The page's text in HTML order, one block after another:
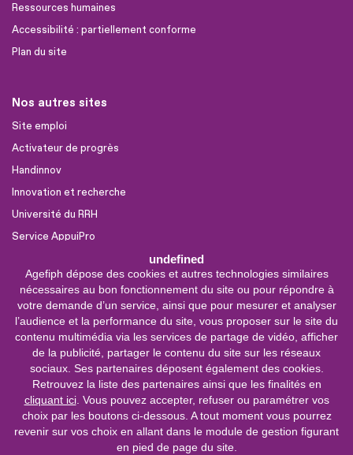
undefined
Agefiph dépose des cookies et autres technologies similaires
nécessaires au bon fonctionnement du site ou pour répondre à
votre demande d’un service, ainsi que pour mesurer et analyser
l’audience et la performance du site, vous proposer sur le site du
contenu multimédia via les services de partage de vidéo, afficher
de la publicité, partager le contenu du site sur les réseaux
sociaux. Ses partenaires déposent également des cookies.
Retrouvez la liste des partenaires ainsi que les finalités en
cliquant ici. Vous pouvez accepter, refuser ou paramétrer vos
choix par les boutons ci-dessous. A tout moment vous pourrez
revenir sur vos choix en allant dans le module de gestion figurant
en pied de page du site.
Ressources humaines
Accessibilité : partiellement conforme
Plan du site
Nos autres sites
Site emploi
Activateur de progrès
Handinnov
Innovation et recherche
Université du RRH
Service AppuiPro
Nous suivre
Youtube
Linkedin
Facebook
0 800 11 10 09
Service &
appel gratuits